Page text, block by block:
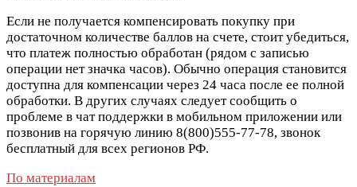
Если не получается компенсировать покупку при
достаточном количестве баллов на счете, стоит убедиться,
что платеж полностью обработан (рядом с записью
операции нет значка часов). Обычно операция становится
доступна для компенсации через 24 часа после ее полной
обработки. В других случаях следует сообщить о
проблеме в чат поддержки в мобильном приложении или
позвонив на горячую линию 8(800)555-77-78, звонок
бесплатный для всех регионов РФ.
По материалам